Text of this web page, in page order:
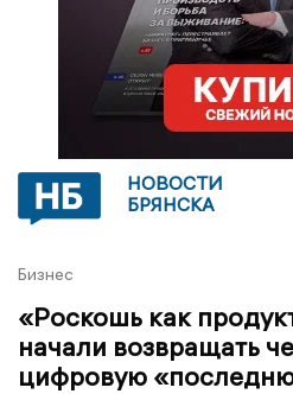
НОВОСТИ
БРЯНСКА
Бизнес
«Роскошь как
начали возвращать
цифровую